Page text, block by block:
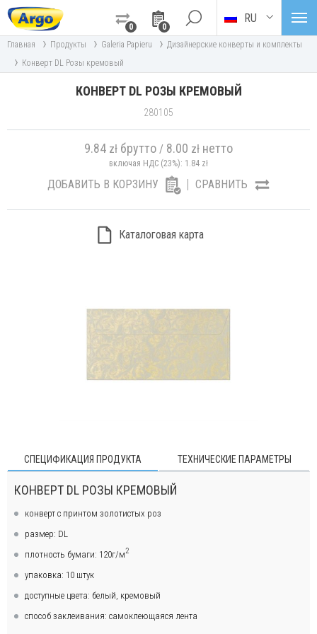
0
0
RU
Главная › Продукты › Galeria Papieru › Дизайнерские конверты и комплекты
› Конверт DL Розы кремовый
КОНВЕРТ DL РОЗЫ КРЕМОВЫЙ
280105
9.84 zł брутто / 8.00 zł нетто
включая НДС (23%): 1.84 zł
ДОБАВИТЬ В КОРЗИНУ СРАВНИТЬ
Каталоговая карта
СПЕЦИФИКАЦИЯ ПРОДУКТА ТЕХНИЧЕСКИЕ ПАРАМЕТРЫ
КОНВЕРТ DL РОЗЫ КРЕМОВЫЙ
конверт с принтом золотистых роз
размер: DL
плотность бумаги: 120г/м2
упаковка: 10 штук
доступные цвета: белый, кремовый
способ заклеивания: самоклеющаяся лента